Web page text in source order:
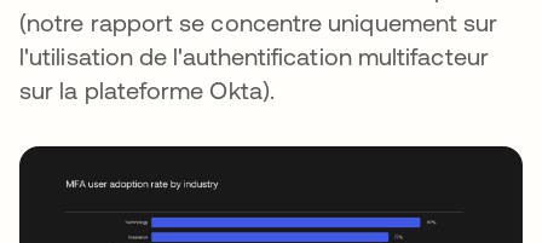
(notre rapport se concentre uniquement sur
l'utilisation de l'authentification multifacteur
sur la plateforme Okta).